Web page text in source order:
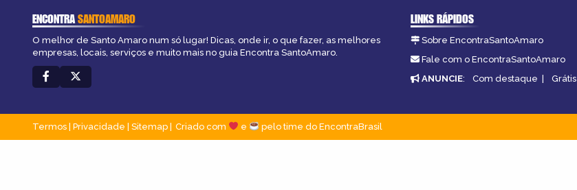
ENCONTRASANTOAMARO
O melhor de Santo Amaro num só lugar! Dicas, onde ir, o que fazer, as melhores
empresas, locais, serviços e muito mais no guia Encontra SantoAmaro.
LINKS RÁPIDOS
Sobre EncontraSantoAmaro
Fale com o EncontraSantoAmaro
ANUNCIE: Com destaque | Grátis
Termos Privacidade Sitemap Criado com e pelo time do EncontraBrasil